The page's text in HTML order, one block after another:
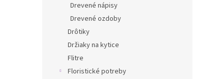
Drevené nápisy
Drevené ozdoby
Drôtiky
Držiaky na kytice
Flitre
Floristické potreby